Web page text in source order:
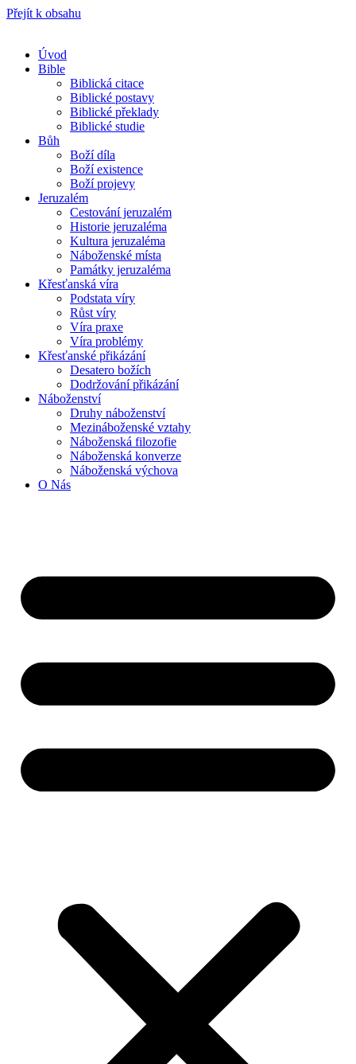
Přejít k obsahu
Úvod
Bible
Biblická citace
Biblické postavy
Biblické překlady
Biblické studie
Bůh
Boží díla
Boží existence
Boží projevy
Jeruzalém
Cestování jeruzalém
Historie jeruzaléma
Kultura jeruzaléma
Náboženské místa
Památky jeruzaléma
Křesťanská víra
Podstata víry
Růst víry
Víra praxe
Víra problémy
Křesťanské přikázání
Desatero božích
Dodržování přikázání
Náboženství
Druhy náboženství
Mezináboženské vztahy
Náboženská filozofie
Náboženská konverze
Náboženská výchova
O Nás